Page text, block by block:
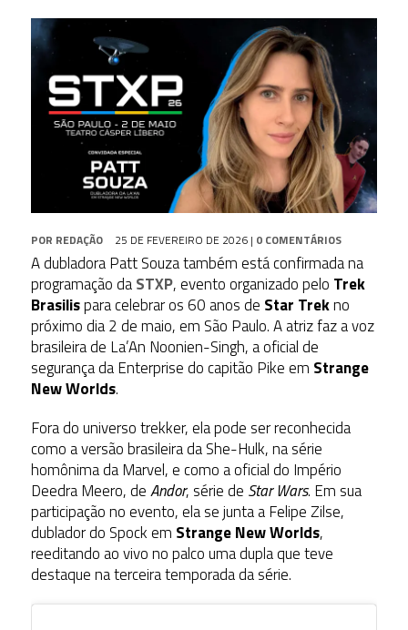
POR REDAÇÃO 25 DE FEVEREIRO DE 2026| 0 COMENTÁRIOS
A dubladora Patt Souza também está confirmada na
programação daSTXP, evento organizado pelo Trek
Brasilispara celebrar os 60 anos de Star Trekno
próximo dia 2 de maio, em São Paulo. A atriz faz a voz
brasileira de La’An Noonien-Singh, a oficial de
segurança da Enterprise do capitão Pike em Strange
New Worlds.
Fora do universo trekker, ela pode ser reconhecida
como a versão brasileira da She-Hulk, na série
homônima da Marvel, e como a oficial do Império
Deedra Meero, deAndor, série de Star Wars. Em sua
participação no evento, ela se junta a Felipe Zilse,
dublador do Spock em Strange New Worlds,
reeditando ao vivo no palco uma dupla que teve
destaque na terceira temporada da série.